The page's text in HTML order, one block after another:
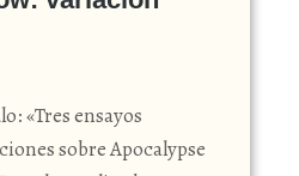
«Tres ensayos
sobre Apocalypse